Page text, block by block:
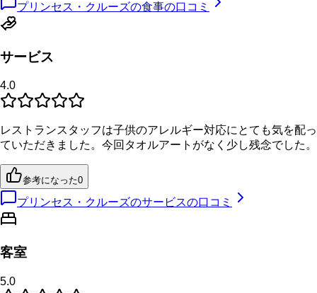
プリンセス・クルーズの食事の口コミ
サービス
4.0
レストランスタッフは子供のアレルギー対応にとても気を配っ
ていただきました。今回タオルアートがなく少し残念でした。
参考になった0
プリンセス・クルーズのサービスの口コミ
客室
5.0